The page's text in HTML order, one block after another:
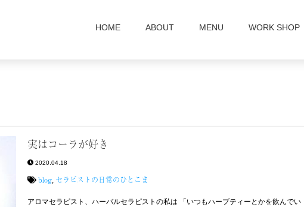
HOME ABOUT MENU WORK SHOP
実はコーラが好き
2020.04.18
blog, セラピストの日常のひとこま
アロマセラピスト、ハーバルセラピストの私は 「いつもハーブティーとかを飲んでい